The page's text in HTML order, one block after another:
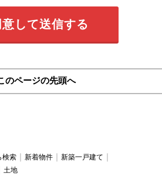
意して送信する
のページの先頭へ
検索 新着物件
新築一戸建て
土地